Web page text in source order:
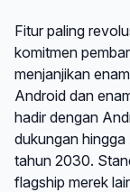
Fitur paling
komitmen
menjanjikan
Android dan
hadir dengan
dukungan
tahun 2030.
flagship merek